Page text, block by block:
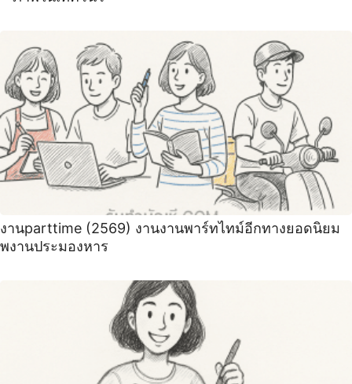
งานparttime (2569) งานงานพาร์ทไทม์อีกทางยอดนิยม
พงานประมองหาร